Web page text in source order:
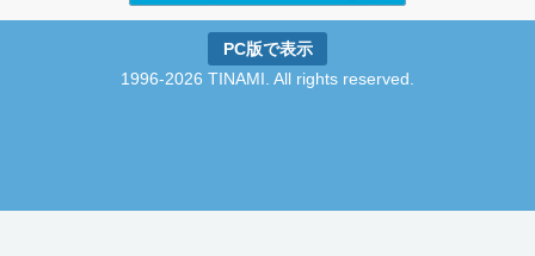
PC版で表示
1996-2026 TINAMI. All rights reserved.